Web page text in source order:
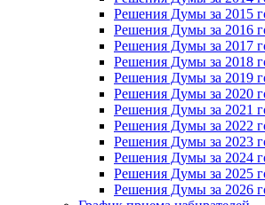
Решения Думы за 2015
Решения Думы за 2016
Решения Думы за 2017
Решения Думы за 2018
Решения Думы за 2019
Решения Думы за 2020
Решения Думы за 2021
Решения Думы за 2022
Решения Думы за 2023
Решения Думы за 2024
Решения Думы за 2025
Решения Думы за 2026